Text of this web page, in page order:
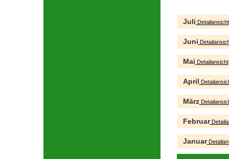
Juli Detailansicht
Juni
Mai Detailansicht
April
März
Februar
Januar